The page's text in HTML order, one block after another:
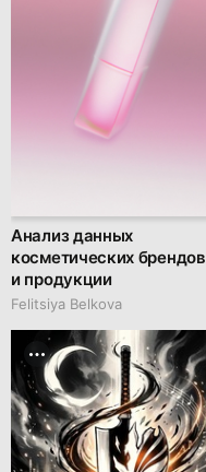
Анализ данных
косметических брендов
и продукции
Felitsiya Belkova